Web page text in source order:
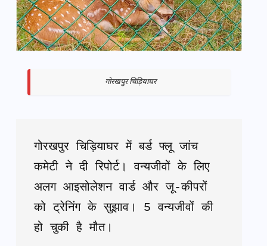
गोरखपुर चिड़ियाघर
गोरखपुर चिड़ियाघर में बर्ड फ्लू जांच
कमेटी ने दी रिपोर्ट। वन्यजीवों के लिए
अलग आइसोलेशन वार्ड और जू-कीपरों
को ट्रेनिंग के सुझाव। 5 वन्यजीवों की
हो चुकी है मौत।